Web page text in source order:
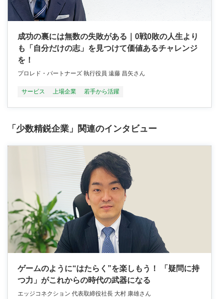
成功の裏には無数の失敗がある｜0戦0敗の人生より
も「自分だけの志」を見つけて価値あるチャレンジ
を！
プロレド・パートナーズ 執行役員 遠藤 昌矢さん
サービス 上場企業 若手から活躍
「少数精鋭企業」関連のインタビュー
ゲームのように“はたらく”を楽しもう！ 「疑問に持
つ力」がこれからの時代の武器になる
エッジコネクション 代表取締役社長 大村 康雄さん